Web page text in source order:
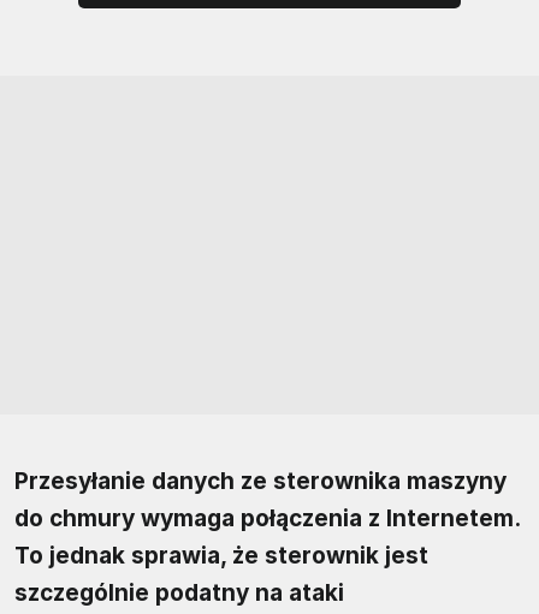
Przesyłanie danych ze sterownika maszyny
do chmury wymaga połączenia z Internetem.
To jednak sprawia, że sterownik jest
szczególnie podatny na ataki